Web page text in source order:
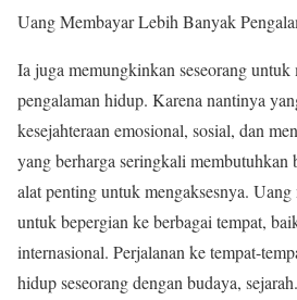
Uang Membayar Lebih Banyak
Ia juga memungkinkan seseorang
pengalaman hidup. Karena nantinya
kesejahteraan emosional, sosial, dan
yang berharga seringkali membutuhkan
alat penting untuk mengaksesnya.
untuk bepergian ke berbagai tempat,
internasional. Perjalanan ke tempat-
hidup seseorang dengan budaya,